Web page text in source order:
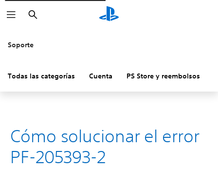
Buscar
Soporte
Todas las categorías Cuenta PS Store y reembolsos
Cómo solucionar el error
PF-205393-2